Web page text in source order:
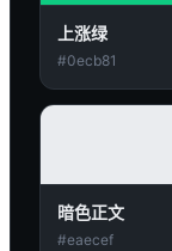
上涨绿
#0ecb81
暗色正文
#eaecef